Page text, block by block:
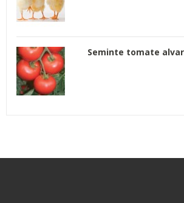
Seminte tomate